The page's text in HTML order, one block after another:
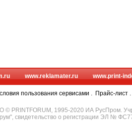
www.reklamater.ru www.print-
пользования сервисами . Прайс-лист .
© PRINTFORUM, 1995-2020 ИА РусПром.
свидетельство о регистрации ЭЛ №